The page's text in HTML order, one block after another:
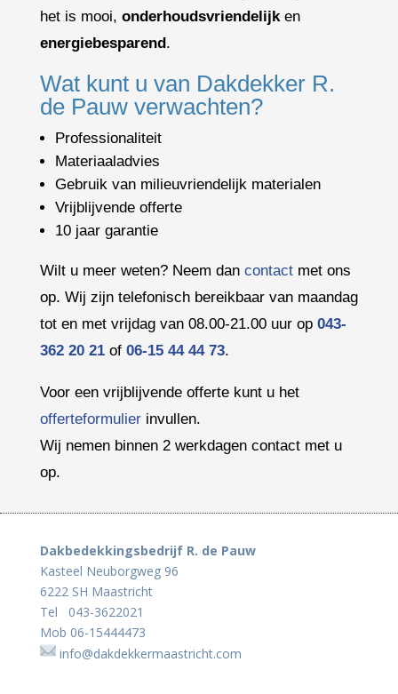
het is mooi, onderhoudsvriendelijken
energiebesparend.
Wat kunt u van Dakdekker R.
de Pauw verwachten?
Professionaliteit
Materiaaladvies
Gebruik van milieuvriendelijk materialen
Vrijblijvende offerte
10 jaar garantie
Wilt u meer weten? Neem dan contactmet ons
op. Wij zijn telefonisch bereikbaar van maandag
tot en met vrijdag van 08.00-21.00 uur op 043-
362 20 21of 06-15 44 44 73.
Voor een vrijblijvende offerte kunt u het
offerteformulierinvullen.
Wij nemen binnen 2 werkdagen contact met u
op.
Dakbedekkingsbedrijf R. de Pauw
Kasteel Neuborgweg 96
6222 SH Maastricht
Tel
043-3622021
Mob 06-15444473
info@dakdekkermaastricht.com